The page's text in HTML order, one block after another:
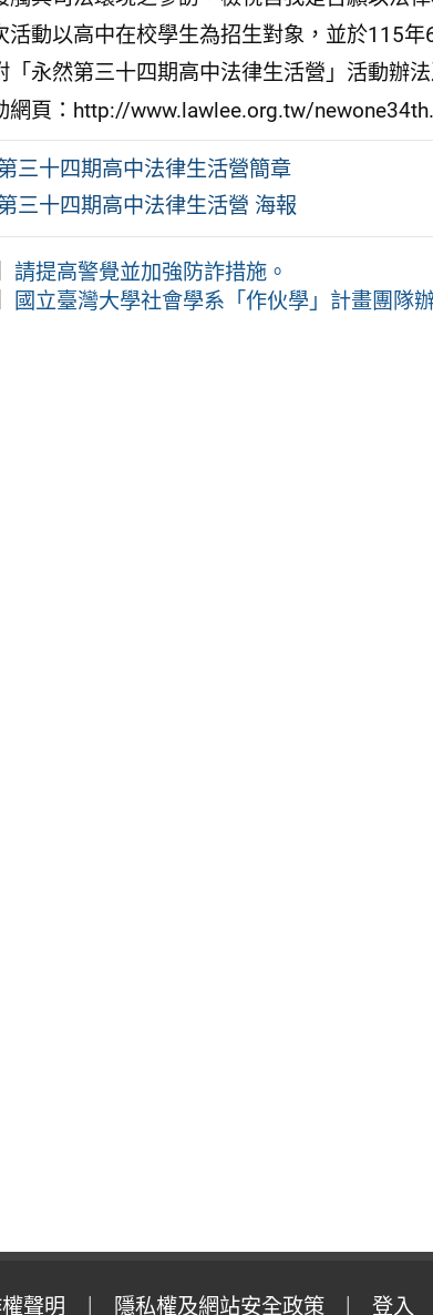
活動以高中在校學生為招生對象，並於115
「永然第三十四期高中法律生活營」活動辦
網頁：http://www.lawlee.org.tw/
三十四期高中法律生活營簡章
三十四期高中法律生活營 海報
請提高警覺並加強防詐措施。
國立臺灣大學社會學系「作伙學」計畫團隊
聲明 隱私權及網站安全政策 登入